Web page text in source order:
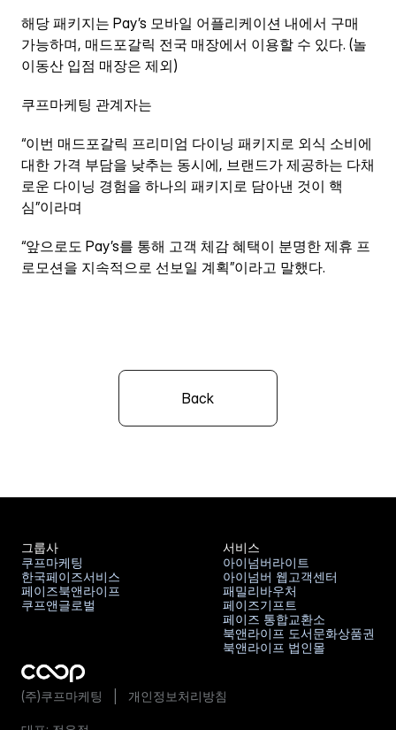
해당 패키지는 Pay’s 모바일 어플리케이션 내에서 구매
가능하며, 매드포갈릭 전국 매장에서 이용할 수 있다. (놀
이동산 입점 매장은 제외)
쿠프마케팅 관계자는
“이번 매드포갈릭 프리미엄 다이닝 패키지로 외식 소비에
대한 가격 부담을 낮추는 동시에, 브랜드가 제공하는 다채
로운 다이닝 경험을 하나의 패키지로 담아낸 것이 핵
심”이라며
“앞으로도 Pay’s를 통해 고객 체감 혜택이 분명한 제휴 프
로모션을 지속적으로 선보일 계획”이라고 말했다.
Back
(주)쿠프마케팅   | 개인정보처리방침
그룹사
쿠프마케팅
쿠프마케팅
한국페이즈서비스
한국페이즈서비스
페이즈북앤라이프
페이즈북앤라이프
쿠프앤글로벌
서비스
아이넘버라이트
아이넘버라이트
아이넘버 웹고객센터
아이넘버 웹고객센터
패밀리바우처
패밀리바우처
페이즈기프트
페이즈기프트
페이즈 통합교환소
페이즈 통합교환소
북앤라이프 도서문화상품권
북앤라이프 도서문화상품권
북앤라이프 법인몰